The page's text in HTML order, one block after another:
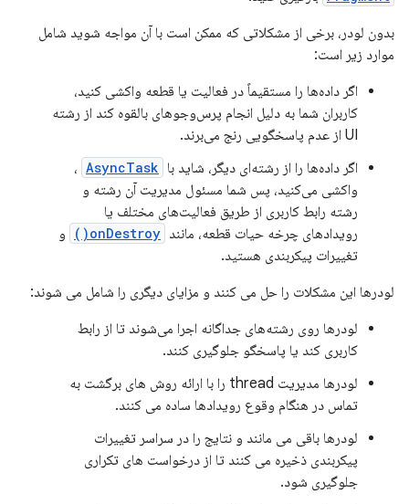
بدون لودر، برخی از مشکلاتی که ممکن است با آن مواجه شوید شامل
موارد زیر است:
اگر داده‌ها را مستقیماً در فعالیت یا قطعه واکشی کنید،
کاربران شما به دلیل انجام پرس‌وجوهای بالقوه کند از رشته
UI از عدم پاسخگویی رنج می‌برند.
اگر داده‌ها را از رشته‌ای دیگر، شاید با AsyncTask ،
واکشی می‌کنید، پس شما مسئول مدیریت آن رشته و
رشته رابط کاربری از طریق فعالیت‌های مختلف یا
رویدادهای چرخه حیات قطعه، مانند onDestroy()
و
تغییرات پیکربندی هستید.
لودرها این مشکلات را حل می کنند و مزایای دیگری را شامل می شوند:
لودرها روی رشته‌های جداگانه اجرا می‌شوند تا از رابط
کاربری کند یا پاسخگو جلوگیری کنند.
لودرها مدیریت thread را با ارائه روش های برگشت به
تماس در هنگام وقوع رویدادها ساده می کنند.
لودرها باقی می مانند و نتایج را در سراسر تغییرات
پیکربندی ذخیره می کنند تا از درخواست های تکراری
جلوگیری شود.